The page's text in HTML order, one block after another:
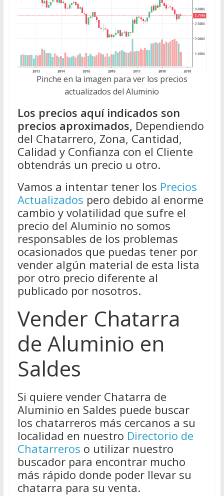
Pinche en la imagen para ver los precios
actualizados del Aluminio
Los precios aquí indicados son
precios aproximados, Dependiendo
del Chatarrero, Zona, Cantidad,
Calidad y Confianza con el Cliente
obtendrás un precio u otro.
Vamos a intentar tener los Precios
Actualizados pero debido al enorme
cambio y volatilidad que sufre el
precio del Aluminio no somos
responsables de los problemas
ocasionados que puedas tener por
vender algún material de esta lista
por otro precio diferente al
publicado por nosotros.
Vender Chatarra
de Aluminio en
Saldes
Si quiere vender Chatarra de
Aluminio en Saldes puede buscar
los chatarreros más cercanos a su
localidad en nuestro Directorio de
Chatarreros o utilizar nuestro
buscador para encontrar mucho
más rápido donde poder llevar su
chatarra para su venta.